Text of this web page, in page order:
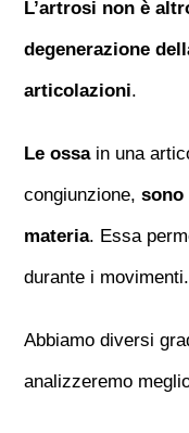
L’artrosi non è
degenerazione
articolazioni.
Le ossain una
congiunzione,sono
materia. Essa
durante i movimenti.
Abbiamo diversi
analizzeremo